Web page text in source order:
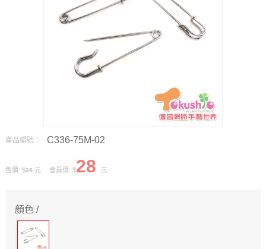
產品編號： C336-75M-02
售價: $35元 會員價: $28 元
顏色 /